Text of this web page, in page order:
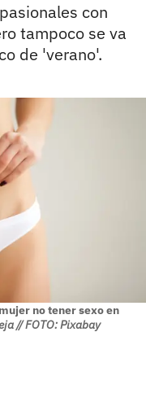
con
tampoco se va
de 'verano'.
no tener sexo en
// FOTO: Pixabay